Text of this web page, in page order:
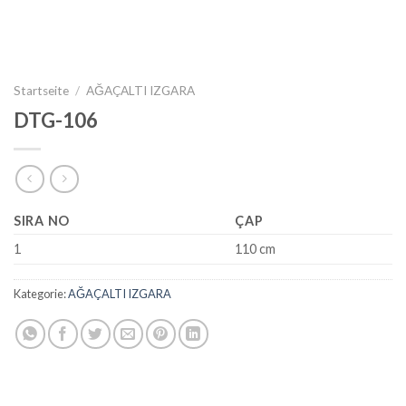
Startseite / AĞAÇALTI IZGARA
DTG-106
SIRA NO
ÇAP
1
110 cm
Kategorie:AĞAÇALTI IZGARA